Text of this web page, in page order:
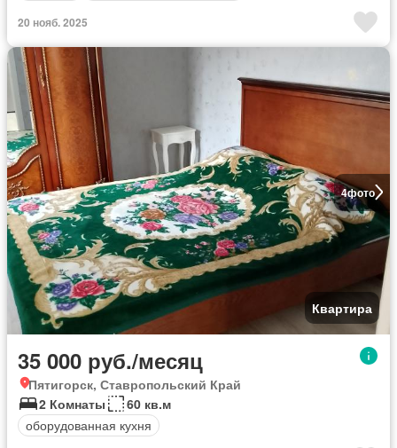
20 нояб. 2025
4фото
Квартира
35 000 руб./месяц
Пятигорск, Ставропольский Край
2 Комнаты
60 кв.м
оборудованная кухня